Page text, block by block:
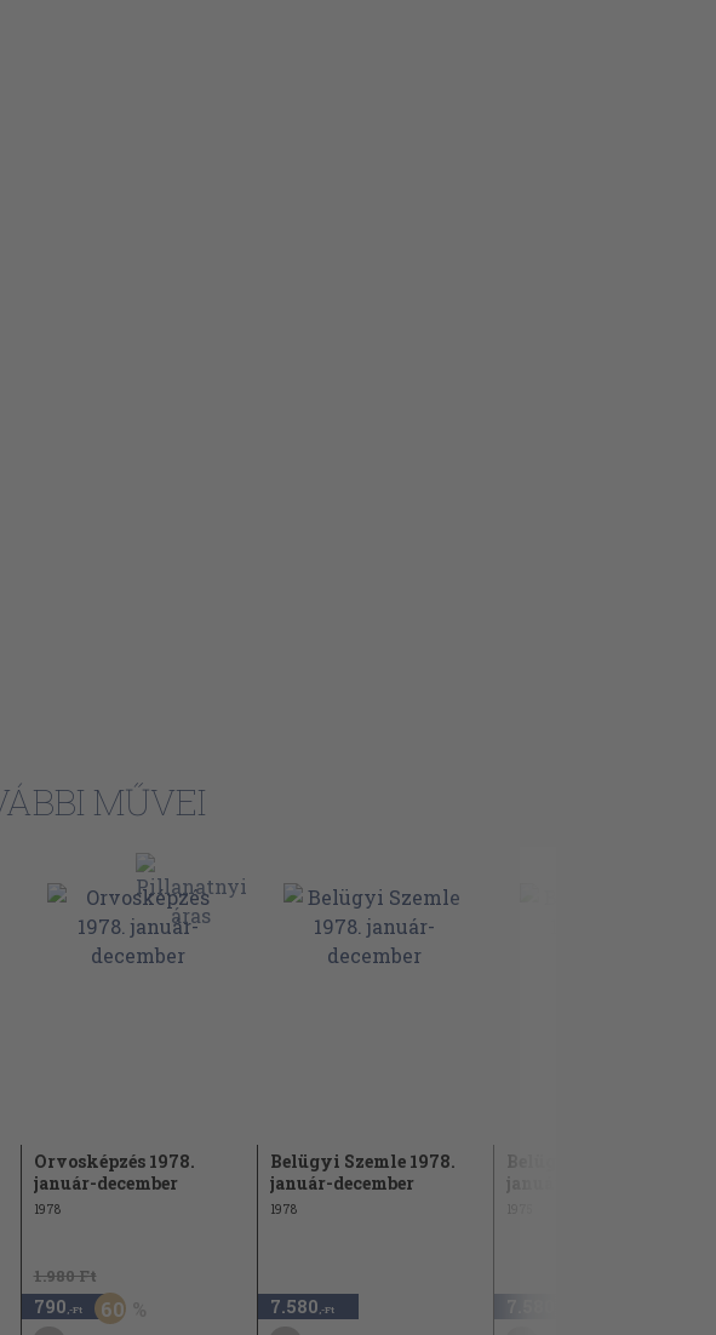
MŰVEI
Orvosképzés 1978.
január-december
1978
1.980 Ft
790 ,-Ft 60
Belügyi Szemle 1978.
január-december
1978
7.580 ,-Ft
Belügyi Szemle 1975.
január-december